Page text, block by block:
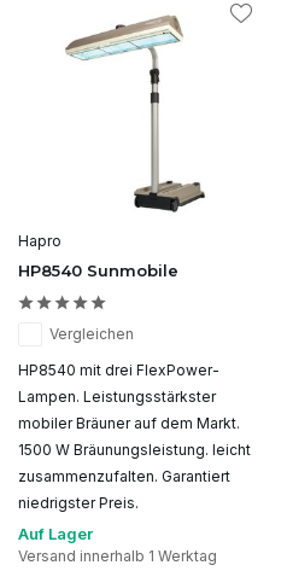
Hapro
HP8540 Sunmobile
Vergleichen
HP8540 mit drei FlexPower-
Lampen. Leistungsstärkster
mobiler Bräuner auf dem Markt.
1500 W Bräunungsleistung. leicht
zusammenzufalten. Garantiert
niedrigster Preis.
Auf Lager
Versand innerhalb 1 Werktag